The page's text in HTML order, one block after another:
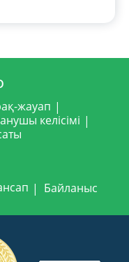
жауап
келісімі
Байланыс